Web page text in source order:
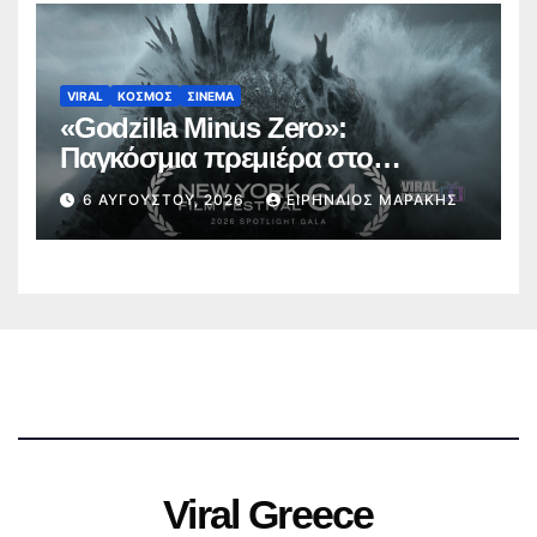
VIRAL ΚΟΣΜΟΣ ΣΙΝΕΜΑ
«Godzilla Minus Zero»:
Παγκόσμια πρεμιέρα στο
Φεστιβάλ Κινηματογράφου της
Νέας Υόρκης (trailer)
6 ΑΥΓΟΎΣΤΟΥ, 2026 ΕΙΡΗΝΑΊΟΣ ΜΑΡΆΚΗΣ
Viral Greece